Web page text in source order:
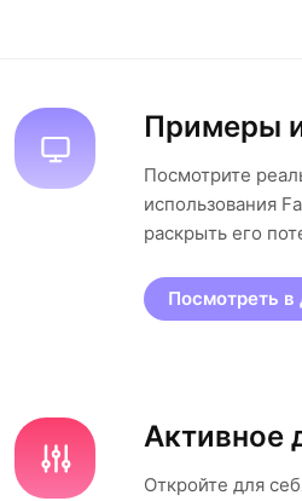
Примеры
Посмотрите
использования
раскрыть его
Посмотреть в
Активное
Откройте для